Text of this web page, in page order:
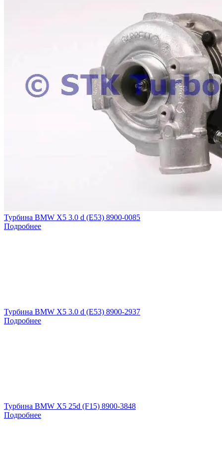
Турбина BMW X5 3.0 d (E53) 8900-0085
Подробнее
Турбина BMW X5 3.0 d (E53) 8900-2937
Подробнее
Турбина BMW X5 25d (F15) 8900-3848
Подробнее